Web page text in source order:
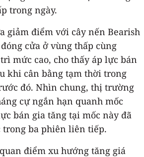
trong ngày.
giảm điểm với cây nến Bearish
cửa ở vùng thấp cùng
mức cao, cho thấy áp lực bán
khi cân bằng tạm thời trong
đó. Nhìn chung, thị trường
cự ngắn hạn quanh mốc
bán gia tăng tại mốc này đã
ba phiên liên tiếp.
điểm xu hướng tăng giá